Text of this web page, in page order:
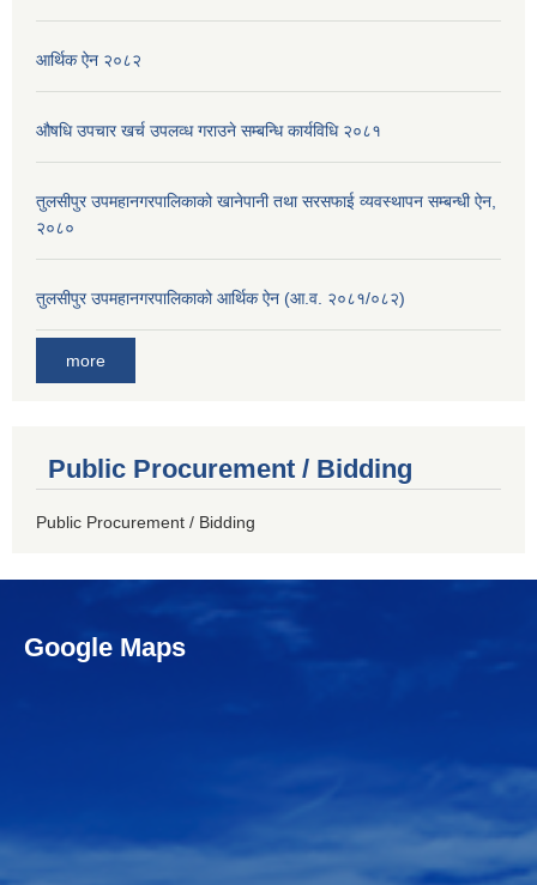
आर्थिक ऐन २०८२
औषधि उपचार खर्च उपलव्ध गराउने सम्बन्धि कार्यविधि २०८१
तुलसीपुर उपमहानगरपालिकाको खानेपानी तथा सरसफाई व्यवस्थापन सम्बन्धी ऐन,
२०८०
तुलसीपुर उपमहानगरपालिकाको आर्थिक ऐन (आ.व. २०८१/०८२)
more
Public Procurement / Bidding
Public Procurement / Bidding
Google Maps